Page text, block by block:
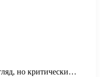
но критически…